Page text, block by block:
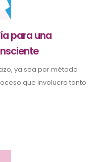
para una
ya sea por método
que involucra tanto